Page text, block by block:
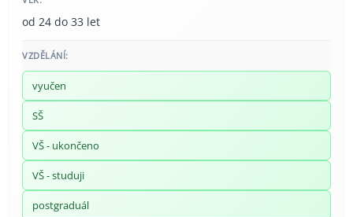
od 24 do 33 let
VZDĚLÁNÍ:
vyučen
SŠ
VŠ - ukončeno
VŠ - studuji
postgraduál